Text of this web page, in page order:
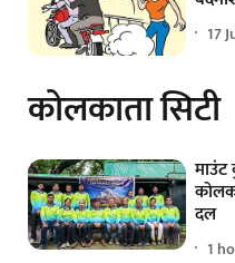
17
कोलकाता सिटी
दल
1